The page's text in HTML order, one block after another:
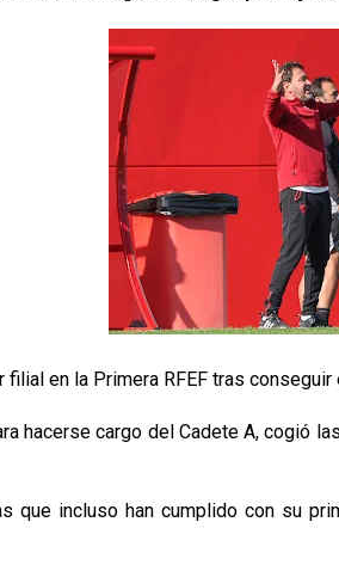
en la Primera RFEF tras
hacerse cargo del Cadete A,
que incluso han cumplido con su